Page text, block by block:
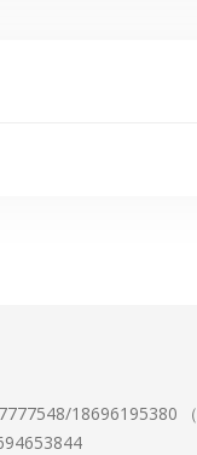
18696195380